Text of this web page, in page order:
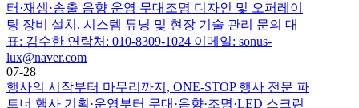
터·재생·송출 음향 운영 무대조명 디자인 및 오퍼레이
팅 장비 설치, 시스템 튜닝 및 현장 기술 관리 문의 대
표: 김수한 연락처: 010-8309-1024 이메일: sonus-
lux@naver.com
07-28
행사의 시작부터 마무리까지, ONE-STOP 행사 전문 파
트너 행사 기획·운영부터 무대·음향·조명·LED 스크린